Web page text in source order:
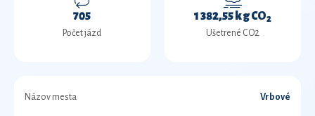
705
Počet jázd
1 382,55 kg CO2
Ušetrené CO2
Názov mesta Vrbové